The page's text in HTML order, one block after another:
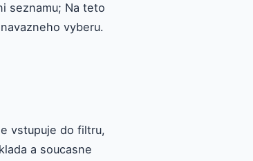
seznamu; Na teto
vyberu.
vstupuje do filtru,
a soucasne